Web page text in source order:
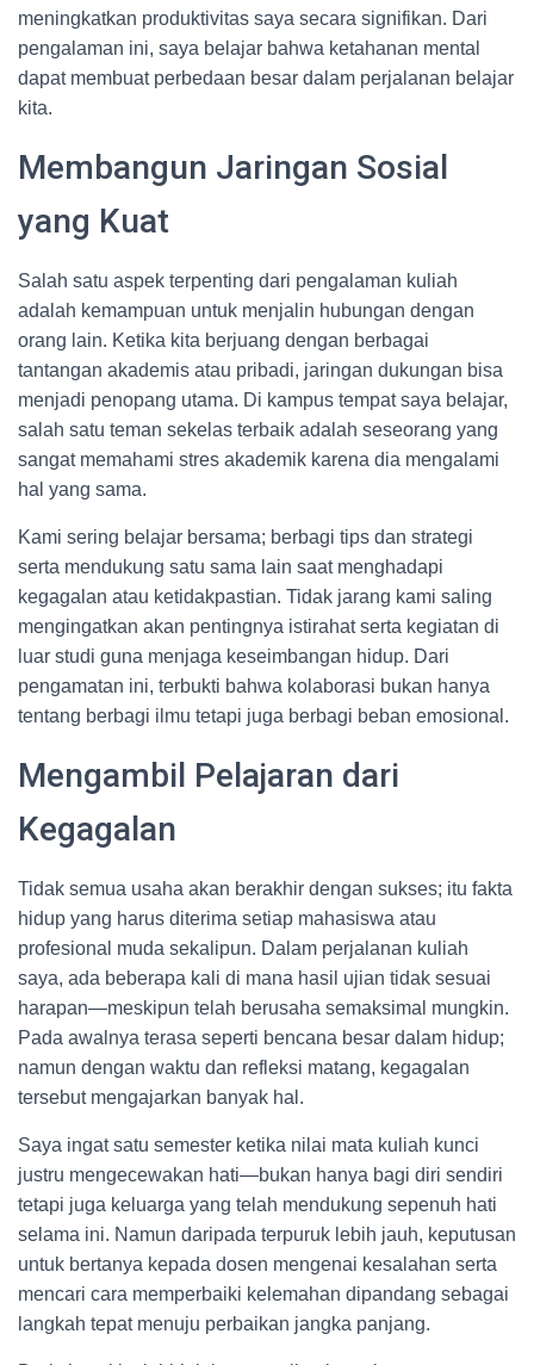
meningkatkan produktivitas saya secara signifikan. Dari
pengalaman ini, saya belajar bahwa ketahanan mental
dapat membuat perbedaan besar dalam perjalanan belajar
kita.
Membangun Jaringan Sosial
yang Kuat
Salah satu aspek terpenting dari pengalaman kuliah
adalah kemampuan untuk menjalin hubungan dengan
orang lain. Ketika kita berjuang dengan berbagai
tantangan akademis atau pribadi, jaringan dukungan bisa
menjadi penopang utama. Di kampus tempat saya belajar,
salah satu teman sekelas terbaik adalah seseorang yang
sangat memahami stres akademik karena dia mengalami
hal yang sama.
Kami sering belajar bersama; berbagi tips dan strategi
serta mendukung satu sama lain saat menghadapi
kegagalan atau ketidakpastian. Tidak jarang kami saling
mengingatkan akan pentingnya istirahat serta kegiatan di
luar studi guna menjaga keseimbangan hidup. Dari
pengamatan ini, terbukti bahwa kolaborasi bukan hanya
tentang berbagi ilmu tetapi juga berbagi beban emosional.
Mengambil Pelajaran dari
Kegagalan
Tidak semua usaha akan berakhir dengan sukses; itu fakta
hidup yang harus diterima setiap mahasiswa atau
profesional muda sekalipun. Dalam perjalanan kuliah
saya, ada beberapa kali di mana hasil ujian tidak sesuai
harapan—meskipun telah berusaha semaksimal mungkin.
Pada awalnya terasa seperti bencana besar dalam hidup;
namun dengan waktu dan refleksi matang, kegagalan
tersebut mengajarkan banyak hal.
Saya ingat satu semester ketika nilai mata kuliah kunci
justru mengecewakan hati—bukan hanya bagi diri sendiri
tetapi juga keluarga yang telah mendukung sepenuh hati
selama ini. Namun daripada terpuruk lebih jauh, keputusan
untuk bertanya kepada dosen mengenai kesalahan serta
mencari cara memperbaiki kelemahan dipandang sebagai
langkah tepat menuju perbaikan jangka panjang.